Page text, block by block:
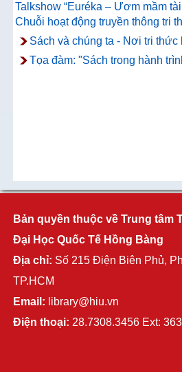
Talkshow “Euréka – Ươm mầm
Chuỗi hoạt động truyền thông tri
Sách và chúng ta - Nơi tri thức
Tọa đàm: "Sách trong hành
Bản quyền thuộc về Trung tâm
Đại Học Quốc Tế Hồng Bàng
Địa chỉ: Số 215 Điện Biên Phủ,
TP.HCM
Email: library@hiu.vn
Điện thoại: 28.7308.3456 Ext: